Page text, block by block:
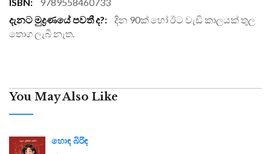
Information
දින 90ක් හෝ ඊට වැඩි කාලයක් තුල
තොග ලැබී නැත.
You May Also Like
හොඳ බිරිඳ